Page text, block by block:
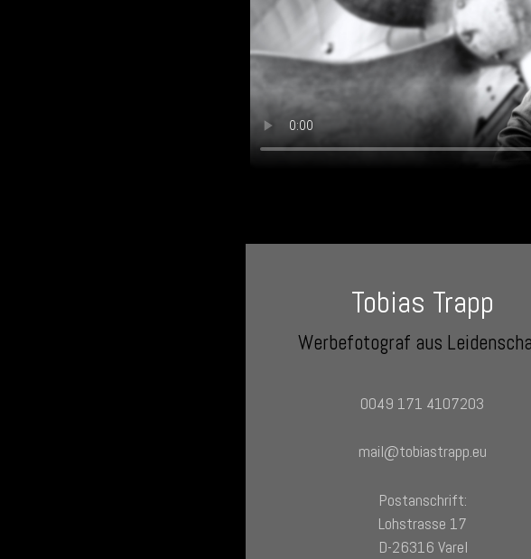
Tobias Trapp
Werbefotograf aus
0049 171 4107203
mail@tobiastrapp.eu
Postanschrift:
Lohstrasse 17
D-26316 Varel